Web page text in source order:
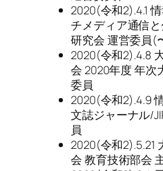
2020(令和2).4.1
チメディア通信
研究会 運営委員(
2020(令和2).4.8
会 2020年度 年次
委員
2020(令和2).4.9
文誌ジャーナル/
員
2020(令和2).5.21
会 教育技術部会